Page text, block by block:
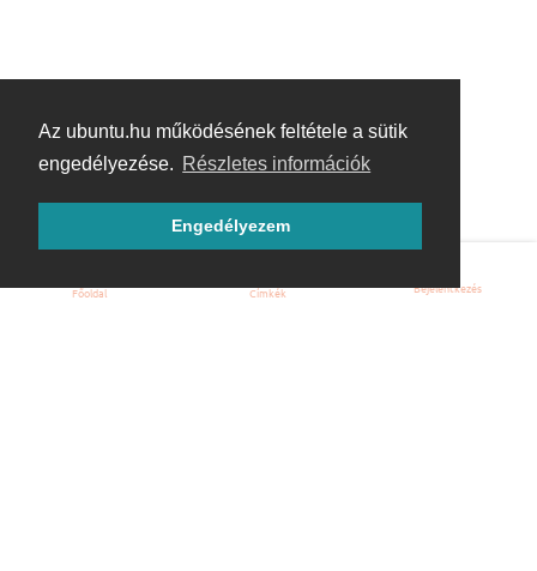
Az ubuntu.hu működésének feltétele a sütik
engedélyezése. Részletes információk
Engedélyezem
Főoldal Címkék Bejelentkezés